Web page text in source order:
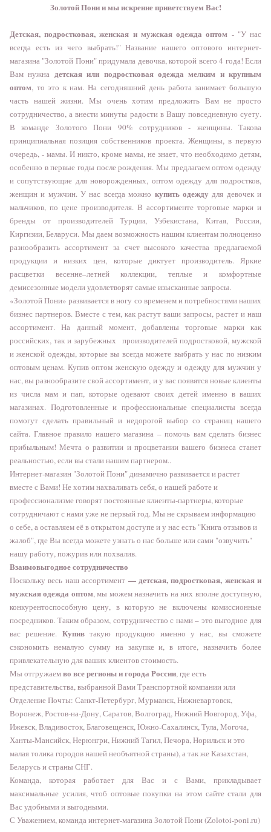
Золотой Пони и мы искренне приветствуем Вас!
Детская, подростковая, женская и мужская одежда оптом - "У нас
всегда есть из чего выбрать!" Название нашего оптового интернет-
магазина "Золотой Пони" придумала девочка, которой всего 4 года! Если
Вам нужна детская или подростковая одежда мелким и крупным
оптом, то это к нам. На сегодняшний день работа занимает большую
часть нашей жизни. Мы очень хотим предложить Вам не просто
сотрудничество, а внести минуты радости в Вашу повседневную суету.
В команде Золотого Пони 90% сотрудников - женщины. Такова
принципиальная позиция собственников проекта. Женщины, в первую
очередь, - мамы. И никто, кроме мамы, не знает, что необходимо детям,
особенно в первые годы после рождения. Мы предлагаем оптом одежду
и сопутствующие для новорожденных, оптом одежду для подростков,
женщин и мужчин. У нас всегда можно купить одежду для девочек и
мальчиков, по цене производителя. В ассортименте торговые марки и
бренды от производителей Турции, Узбекистана, Китая, России,
Киргизии, Беларуси. Мы даем возможность нашим клиентам полноценно
разнообразить ассортимент за счет высокого качества предлагаемой
продукции и низких цен, которые диктует производитель. Яркие
расцветки весенне–летней коллекции, теплые и комфортные
демисезонные модели удовлетворят самые изысканные запросы.
«Золотой Пони» развивается в ногу со временем и потребностями наших
бизнес партнеров. Вместе с тем, как растут ваши запросы, растет и наш
ассортимент. На данный момент, добавлены торговые марки как
российских, так и зарубежных производителей подростковой, мужской
иженской одежды, которые вы всегда можете выбрать у нас по низким
оптовым ценам. Купив оптом женскую одежду и одежду для мужчин у
нас, вы разнообразите свой ассортимент, и у вас появятся новые клиенты
из числа мам и пап, которые одевают своих детей именно в ваших
магазинах. Подготовленные и профессиональные специалисты всегда
помогут сделать правильный и недорогой выбор со страниц нашего
сайта. Главное правило нашего магазина – помочь вам сделать бизнес
прибыльным! Мечта о развитии и процветании вашего бизнеса станет
реальностью, если вы стали нашим партнером..
Интернет-магазин "Золотой Пони" динамично развивается и растет
вместе с Вами! Не хотим нахваливать себя, о нашей работе и
профессионализме говорят постоянные клиенты-партнеры, которые
сотрудничают с нами уже не первый год. Мы не скрываем информацию
о себе, а оставляем её в открытом доступе и у нас есть "Книга отзывов и
жалоб", где Вы всегда можете узнать о нас больше или сами "озвучить"
нашу работу, пожурив или похвалив.
Взаимовыгодное сотрудничество
Поскольку весь наш ассортимент — детская, подростковая, женская и
мужская одежда оптом, мы можем назначить на них вполне доступную,
конкурентоспособную цену, в которую не включены комиссионные
посредников. Таким образом, сотрудничество с нами – это выгодное для
вас решение. Купивтакую продукцию именно у нас, вы сможете
сэкономить немалую сумму на закупке и, в итоге, назначить более
привлекательную для ваших клиентов стоимость.
Мы отгружаемво все регионы и города России, где есть
представительства, выбранной Вами Транспортной компании или
Отделение Почты: Санкт-Петербург, Мурманск, Нижневартовск,
Воронеж, Ростов-на-Дону, Саратов, Волгоград, Нижний Новгород, Уфа,
Ижевск, Владивосток, Благовещенск, Южно-Сахалинск, Тула, Могоча,
Ханты-Мансийск, Нерюнгри, Нижний Тагил, Печора, Норильск и это
малая толика городов нашей необъятной страны), а так же Казахстан,
Беларусь и страны СНГ.
Команда, которая работает для Вас и с Вами, прикладывает
максимальные усилия, чтоб оптовые покупки на этом сайте стали для
Вас удобными и выгодными.
С Уважением, команда интернет-магазина Золотой Пони (Zolotoi-poni.ru)